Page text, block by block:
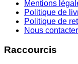
Mentions
Politique de
Politique de
Nous contacter
Raccourcis